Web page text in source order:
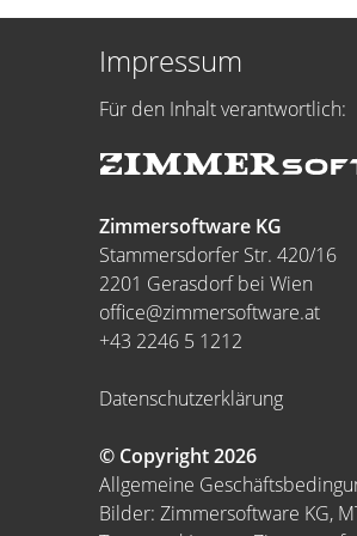
Impressum
Für den Inhalt verantwortlich:
Zimmersoftware KG
Stammersdorfer Str. 420/16
2201 Gerasdorf bei Wien
office@zimmersoftware.at
+43 2246 5 1212
Datenschutzerklärung
© Copyright 2026
Allgemeine
Bilder: Zimmersoftware KG,